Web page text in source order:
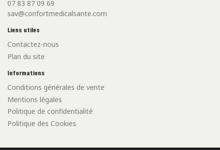
Informations
Conditions générales de vente
Mentions légales
Politique de confidentialité
Politique des Cookies
Liens utiles
Contactez-nous
Plan du site
07 83 87 09 69
sav@confortmedicalsante.com